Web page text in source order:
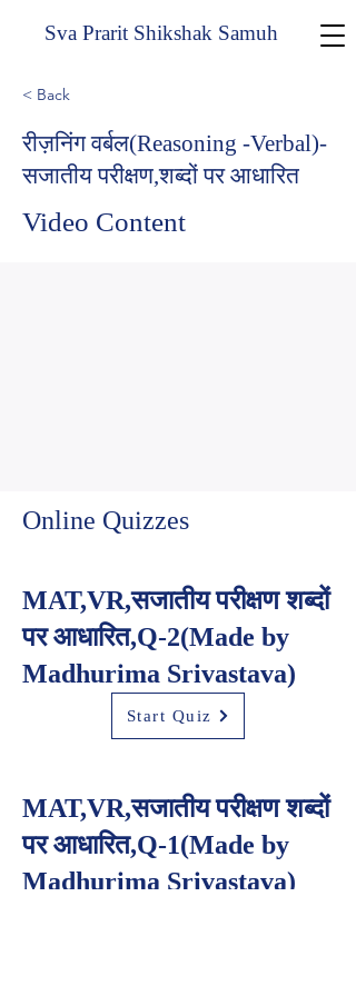
Sva Prarit Shikshak Samuh
< Back
रीज़निंग वर्बल(Reasoning -Verbal)-
सजातीय परीक्षण,शब्दों पर आधारित
Video Content
Online Quizzes
MAT,VR,सजातीय परीक्षण शब्दों
पर आधारित,Q-2(Made by
Madhurima Srivastava)
Start Quiz
MAT,VR,सजातीय परीक्षण शब्दों
पर आधारित,Q-1(Made by
Madhurima Srivastava)